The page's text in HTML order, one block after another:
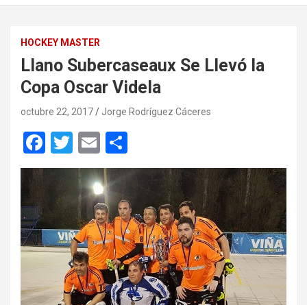
HOCKEY MASTER
Llano Subercaseaux Se Llevó la
Copa Oscar Videla
octubre 22, 2017 Jorge Rodríguez Cáceres
F
a
ce
b
o
o
k
T
wi
tt
er
E
m
ail
o
m
p
ar
tir